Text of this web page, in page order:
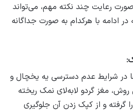
استفاده از این روش‌ها در صورت رعایت چند نکته مهم، می‎‌تواند
ادامه با هرکدام به صورت جداگانه
در شرایط عدم دسترسی یه یخچال و
مغز گردو لابه‌لای نمک ریخته
و از کپک زدن آن جلوگیری